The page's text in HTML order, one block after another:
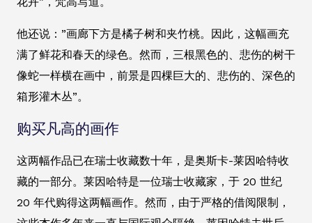
他还说：”画廊下方是橘子树和夹竹桃。因此，这幅画充
满了鲜花和春天的绿色。然而，三根黑色的、悲伤的树干
像蛇一样横在画中，前景是四棵巨大的、悲伤的、深色的
箱形灌木丛”。
购买凡高的画作
这两幅作品已在瑞士收藏数十年，是奥斯卡-莱因哈特收
藏的一部分。莱因哈特是一位瑞士收藏家，于 20 世纪
20 年代购得这两幅画作。然而，由于严格的借阅限制，